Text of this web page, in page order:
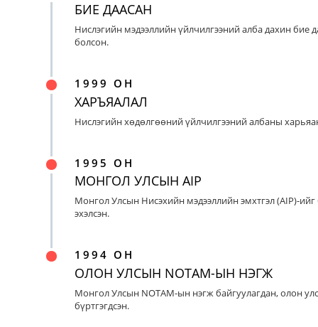
БИЕ ДААСАН
Нислэгийн мэдээллийн үйлчилгээний алба дахин бие
болсон.
1999 ОН
ХАРЪЯАЛАЛ
Нислэгийн хөдөлгөөний үйлчилгээний албаны
1995 ОН
МОНГОЛ УЛСЫН AIP
Монгол Улсын Нисэхийн мэдээллийн эмхтгэл (AIP)-
эхэлсэн.
1994 ОН
ОЛОН УЛСЫН NOTAM-ЫН НЭГЖ
Монгол Улсын NOTAM-ын нэгж байгуулагдан, олон
бүртгэгдсэн.